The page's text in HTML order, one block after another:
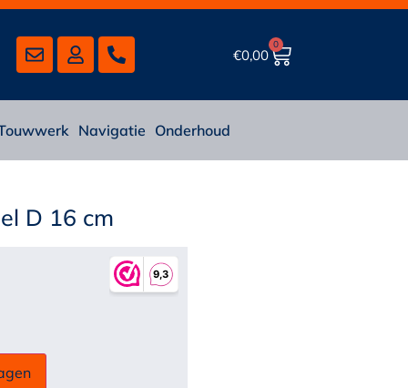
€0,00
0
Navigatie Onderhoud
D 16 cm